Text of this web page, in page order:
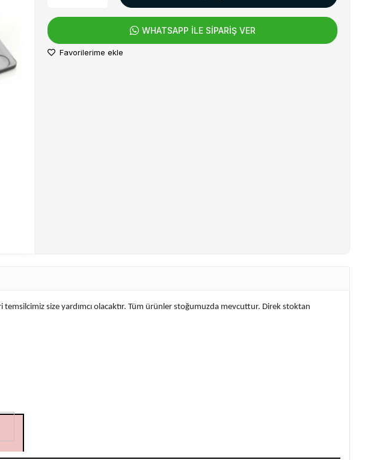
WHATSAPP İLE SİPARİŞ VER
Favorilerime ekle
size yardımcı olacaktır. Tüm ürünler stoğumuzda mevcuttur. Direk stoktan